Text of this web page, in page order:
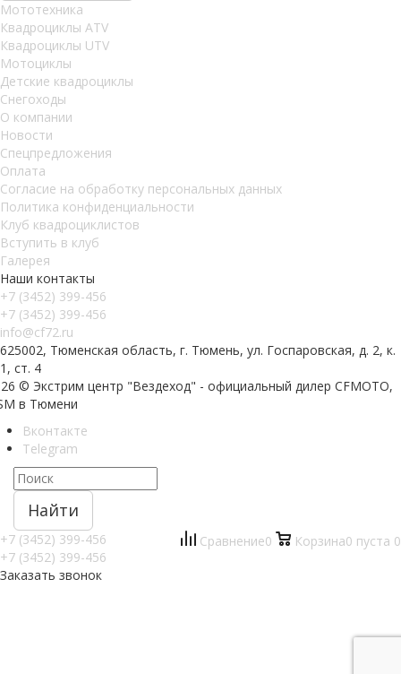
Мототехника
Квадроциклы ATV
Квадроциклы UTV
Мотоциклы
Детские квадроциклы
Снегоходы
О компании
Новости
Спецпредложения
Оплата
Согласие на обработку персональных данных
Политика конфиденциальности
Клуб квадроциклистов
Вступить в клуб
Галерея
Наши контакты
+7 (3452) 399-456
+7 (3452) 399-456
info@cf72.ru
625002, Тюменская область, г. Тюмень, ул. Госпаровская, д. 2, к.
1, ст. 4
© Экстрим центр "Вездеход" - официальный дилер CFMOTO,
в Тюмени
Вконтакте
Telegram
Найти
+7 (3452) 399-456
+7 (3452) 399-456
Заказать звонок
Сравнение0 Корзина0 пуста 0